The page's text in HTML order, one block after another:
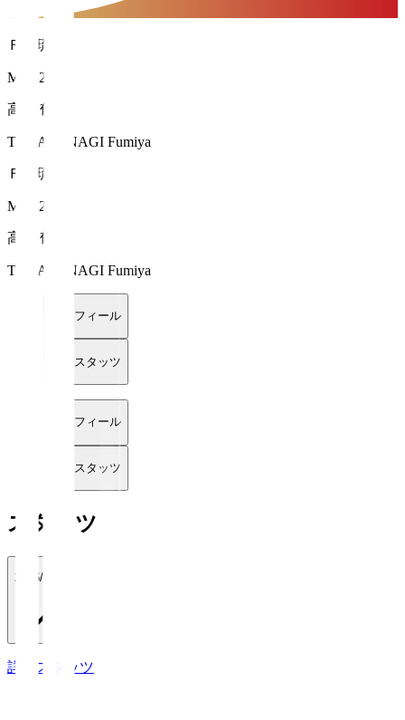
ＦＣ琉球
MF 32
高柳 郁弥
TAKAYANAGI Fumiya
ＦＣ琉球
MF 32
高柳 郁弥
TAKAYANAGI Fumiya
プロフィール
詳細スタッツ
プロフィール
詳細スタッツ
スタッツ
2026/27
詳細スタッツ